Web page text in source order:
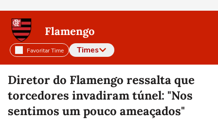
Flamengo
Favoritar Time Times
Selecione o time para ver as notícias
Diretor do Flamengo ressalta que
torcedores invadiram túnel: "Nos
sentimos um pouco ameaçados"